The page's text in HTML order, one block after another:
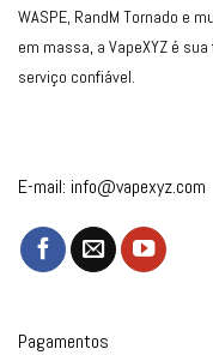
WASPE, RandM Tornado e
em massa, a VapeXYZ é
serviço confiável.
E-mail: info@vapexyz.com
Pagamentos